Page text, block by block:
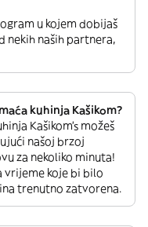
u kojem dobijaš
nekih naših partnera,
kuhinja Kašikom?
Kašikom’s možeš
našoj brzoj
za nekoliko minuta!
vrijeme koje bi bilo
trenutno zatvorena.